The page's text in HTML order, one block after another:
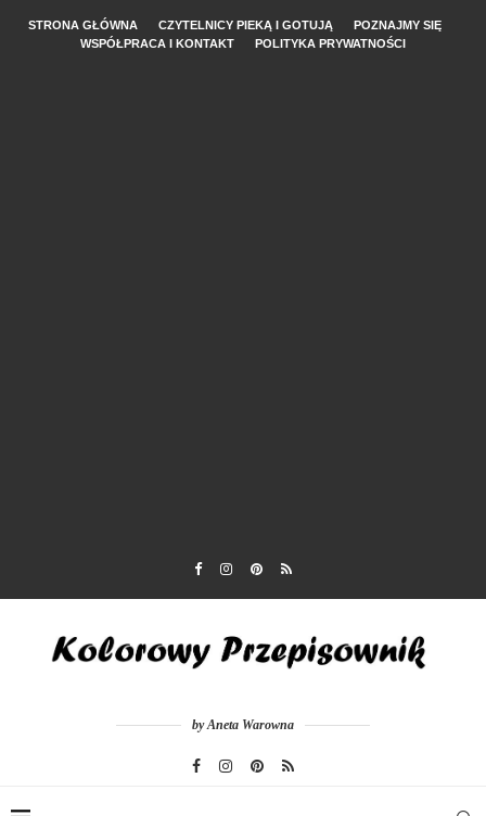
STRONA GŁÓWNA CZYTELNICY PIEKĄ I GOTUJĄ
POZNAJMY SIĘ
WSPÓŁPRACA I KONTAKT
POLITYKA PRYWATNOŚCI
by Aneta Warowna